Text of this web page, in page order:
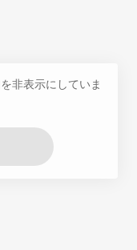
非表示にしていま